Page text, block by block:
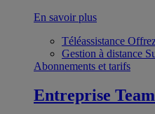
En savoir plus
Téléassistance
Gestion à distance
Abonnements et tarifs
Entreprise